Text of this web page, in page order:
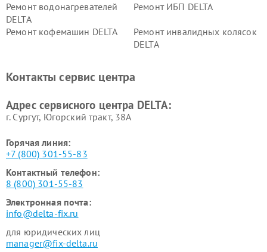
Ремонт водонагревателей
DELTA
Ремонт ИБП DELTA
Ремонт кофемашин DELTA
Ремонт инвалидных колясок
DELTA
Контакты сервис центра
Адрес сервисного центра DELTA:
г. Сургут, Югорский тракт, 38А
Горячая линия:
+7 (800) 301-55-83
Контактный телефон:
8 (800) 301-55-83
Электронная почта:
info@delta-fix.ru
для юридических лиц
manager@fix-delta.ru